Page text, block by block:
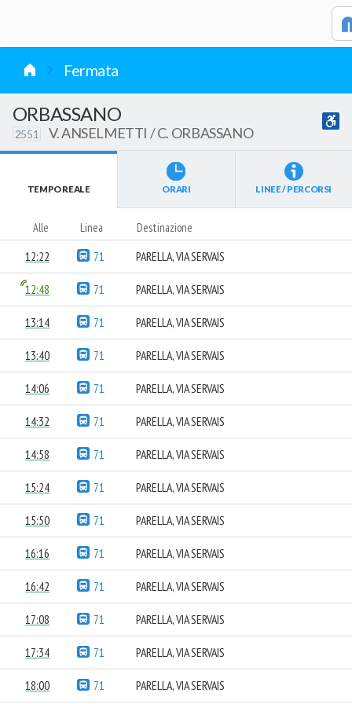
Fermata
ORBASSANO
2551 V. ANSELMETTI / C. ORBASSANO
TEMPO REALE ORARI LINEE / PERCORSI
Alle Linea Destinazione
12:22 71 PARELLA, VIA SERVAIS
12:48 71 PARELLA, VIA SERVAIS
13:14 71 PARELLA, VIA SERVAIS
13:40 71 PARELLA, VIA SERVAIS
14:06 71 PARELLA, VIA SERVAIS
14:32 71 PARELLA, VIA SERVAIS
14:58 71 PARELLA, VIA SERVAIS
15:24 71 PARELLA, VIA SERVAIS
15:50 71 PARELLA, VIA SERVAIS
16:16 71 PARELLA, VIA SERVAIS
16:42 71 PARELLA, VIA SERVAIS
17:08 71 PARELLA, VIA SERVAIS
17:34 71 PARELLA, VIA SERVAIS
18:00 71 PARELLA, VIA SERVAIS